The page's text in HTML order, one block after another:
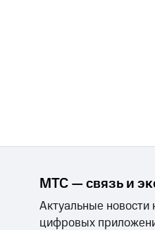
МТС — связь и
Актуальные новости
цифровых